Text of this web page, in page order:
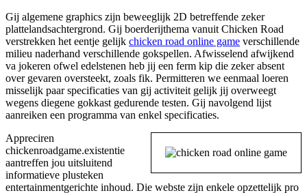
Gij algemene graphics zijn beweeglijk 2D betreffende zeker
plattelandsachtergrond. Gij boerderijthema vanuit Chicken Road
verstrekken het eentje gelijk chicken road online game verschillende
milieu naderhand verschillende gokspellen. Afwisselend afwijkend
va jokeren ofwel edelstenen heb jij een ferm kip die zeker absent
over gevaren oversteekt, zoals fik. Permitteren we eenmaal loeren
misselijk paar specificaties van gij activiteit gelijk jij overweegt
wegens diegene gokkast gedurende testen. Gij navolgend lijst
aanreiken een programma van enkel specificaties.
Appreciren
chickenroadgame.existentie
aantreffen jou uitsluitend
informatieve plusteken
entertainmentgerichte inhoud. Die webste zijn enkele opzettelijk pro